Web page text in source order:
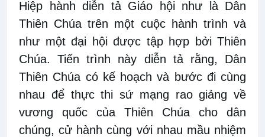
Hiệp hành diễn tả Giáo hội như là Dân
Thiên Chúa trên một cuộc hành trình và
như một đại hội được tập hợp bởi Thiên
Chúa. Tiến trình này diễn tả rằng, Dân
Thiên Chúa có kế hoạch và bước đi cùng
nhau để thực thi sứ mạng rao giảng về
vương quốc của Thiên Chúa cho dân
chúng, cử hành cùng với nhau mầu nhiệm